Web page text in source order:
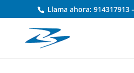
Llama ahora: 914317913